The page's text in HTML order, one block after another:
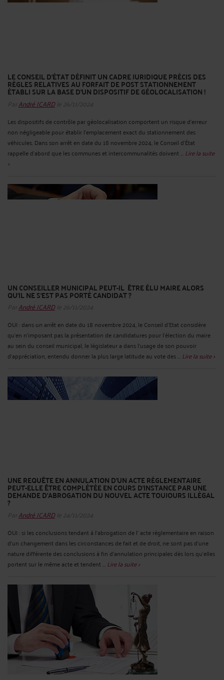
LE CONSEIL D’ÉTAT DÉFINIT UN CADRE JURIDIQUE PRÉCIS DES
RÈGLES RELATIVES AU FORFAIT DE POST STATIONNEMENT
ÉTABLI SUR LA BASE D’UN DISPOSITIF DE GÉOLOCALISATION !
ParAndré ICARDle 26/11/2024
Les dispositifs de contrôle par géolocalisation comportent un risque d’erreur
non négligeable pour établir l’emplacement exact du stationnement des
véhicules. Dans son arrêt en date du 18 novembre 2024, le Conseil d’État
rappelle d’abord que les communes et intercommunalités doivent ... Lire la suite
>
UN CONSEILLER MUNICIPAL PEUT-IL ÊTRE ÉLU MAIRE ALORS
QU’IL NE S’EST PAS PORTÉ CANDIDAT ?
ParAndré ICARDle 26/11/2024
OUI : dans un arrêt en date du 18 novembre 2024, le Conseil d’Etat considère
qu’en n'imposant pas la présentation de candidatures pour l'élection du maire
au sein du conseil municipal, le législateur a dans l'usage de son pouvoir
d'appréciation, entendu donner la plus large latitude au vote des ... Lire la suite >
UNE REQUÊTE EN ANNULATION D'UN ACTE RÉGLEMENTAIRE
PEUT-ELLE ÊTRE COMPLÉTÉE EN COURS D’INSTANCE PAR UNE
DEMANDE D’ABROGATION DU NOUVEL ACTE TOUJOURS ILLÉGAL
?
ParAndré ICARDle 24/11/2024
OUI : si les conclusions tendant à l’abrogation de l' acte règlementaire en raison
d’un changement dans les circonstances de fait et de droit, ne sont pas d’une
nature différente des conclusions à fin d’annulation principales dès lors qu’elles
portent sur le même acte et tendent ... Lire la suite >